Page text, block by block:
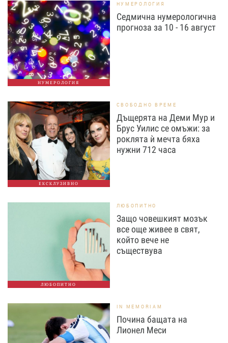
НУМЕРОЛОГИЯ
НУМЕРОЛОГИЯ
Седмична нумерологична
прогноза за 10 - 16 август
ЕКСКЛУЗИВНО
СВОБОДНО ВРЕМЕ
Дъщерята на Деми Мур и
Брус Уилис се омъжи: за
роклята ѝ мечта бяха
нужни 712 часа
ЛЮБОПИТНО
ЛЮБОПИТНО
Защо човешкият мозък
все още живее в свят,
който вече не
съществува
IN MEMORIAM
Почина бащата на
Лионел Меси